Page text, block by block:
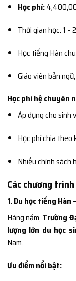
Học phí:
Thời gian học: 1 –
Học tiếng Hàn
Giáo viên bản
Học phí hệ chuyên
Áp dụng cho sinh
Học phí chia theo
Nhiều chính sách
Các chương
1. Du học tiếng Hàn
Hàng năm, Trường
lượng lớn du học
Nam.
Ưu điểm nổi bật: